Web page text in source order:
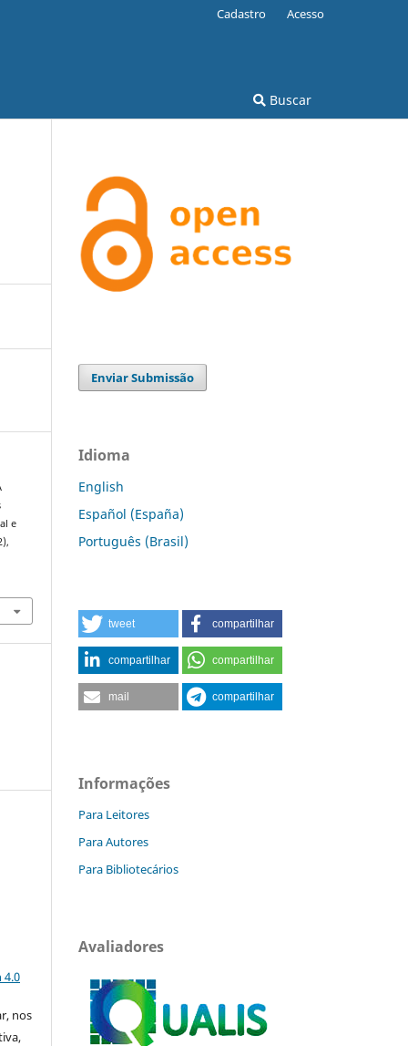
Buscar
Cadastro Acesso
e
4.0
nos
Enviar Submissão
Idioma
English
Español (España)
Português (Brasil)
tweet compartilhar
compartilhar compartilhar
mail compartilhar
Informações
Para Leitores
Para Autores
Para Bibliotecários
Avaliadores